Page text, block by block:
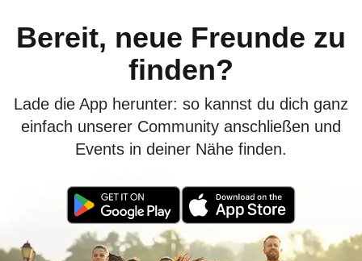
Bereit, neue Freunde zu
finden?
Lade die App herunter: so kannst du dich ganz
einfach unserer Community anschließen und
Events in deiner Nähe finden.